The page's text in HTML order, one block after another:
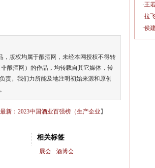
版权均属于酿酒网，未经本网授权不得转
酿酒网）的作品，均转载自其它媒体，转
责。我们力所能及地注明初始来源和原创
最新：2023中国酒业百强榜（生产企业 】
相关标签
展会 酒博会
·王
·拉
·侯